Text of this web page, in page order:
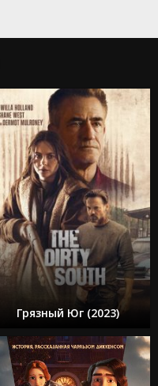
Грязный Юг (2023)